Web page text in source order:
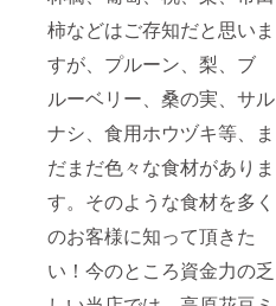
柿などはご存知だと思いま
すが、プルーン、梨、ブ
ルーベリー、桑の実、サル
ナシ、食用ホウヅキ等、ま
だまだ色々な食材がありま
す。そのような食材を多く
のお客様に知って頂きた
い！今のところ資金力の乏